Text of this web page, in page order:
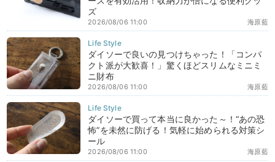
ズ
海原藍
2026/08/06 11:00
ダイソーで良いの見つけちゃった！「コンパ
クト派が大歓喜！」驚くほどスリムなミニミ
ニ財布
海原藍
2026/08/06 11:00
ダイソーで買って本当に良かった～！“あの恐
怖”を未然に防げる！気軽に始められる対策シ
ール
海原藍
2026/08/06 11:00